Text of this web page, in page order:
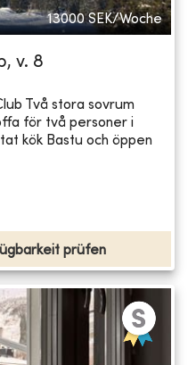
13000 SEK/Woche
v. 8
Två stora sovrum
för två personer i
kök Bastu och öppen
prüfen